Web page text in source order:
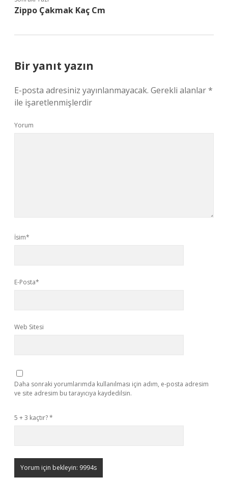
Zippo Çakmak Kaç Cm
Bir yanıt yazın
E-posta adresiniz yayınlanmayacak. Gerekli alanlar*
ile işaretlenmişlerdir
Yorum
İsim*
E-Posta*
Web Sitesi
Daha sonraki yorumlarımda kullanılması için adım, e-posta adresim
ve site adresim bu tarayıcıya kaydedilsin.
5 + 3 kaçtır?*